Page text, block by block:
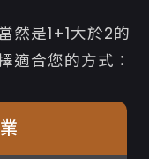
然是1+1大於2的
適合您的方式：